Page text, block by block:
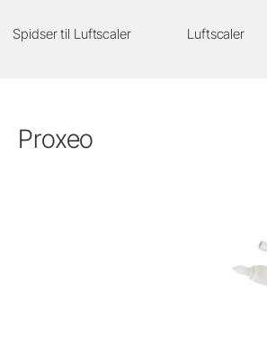
Spidser til Luftscaler Luftscaler
Proxeo